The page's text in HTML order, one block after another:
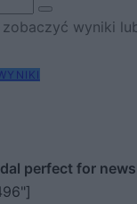
wyniki
perfect for